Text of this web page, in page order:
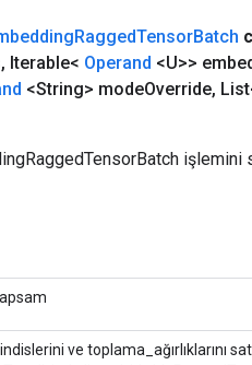
RaggedTensorBatch
, Iterable< Operand <U>>
<String> modeOverride,
işlemini
ve toplama_ağırlıklarını